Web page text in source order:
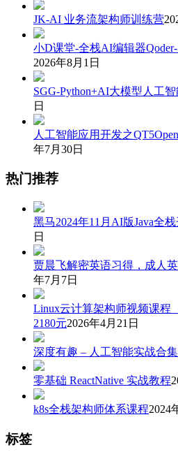
JK-AI 业务流架构师训练营
小D课堂-全栈AI编辑器
2026年8月1日
SGG-Python+AI大模型人工智
日
人工智能应用开发之
年7月30日
热门推荐
黑马2024年11月AI版Java全
日
贾晨飞解密英语习得，成人
年7月7日
Linux云计算架构师视频课程
2180元2026年4月21日
深度有趣 – 人工智能实战合
零基础 ReactNative 实战教程
k8s全栈架构师体系课程2024
标签